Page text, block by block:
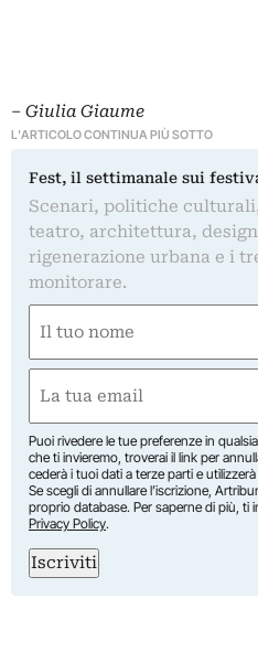
– Giulia Giaume
L'ARTICOLO CONTINUA PIÙ SOTTO
Fest, il settimanale sui
Scenari, politiche
teatro, architettura,
rigenerazione urbana e i
monitorare.
(Required)
First
(Required)
Puoi rivedere le tue preferenze in
che ti invieremo, troverai il link per
cederà i tuoi dati a terze parti e
Se scegli di annullare l’iscrizione,
proprio database. Per saperne di più, ti
Privacy Policy.
Iscriviti